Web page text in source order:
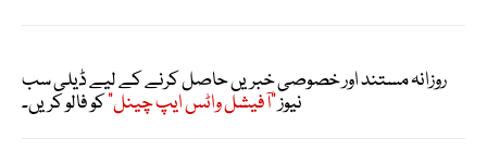
روزانہ مستند اور خصوصی خبریں حاصل کرنے کے لیے ڈیلی سب
نیوز"آفیشل واٹس ایپ چینل"کو فالو کریں۔